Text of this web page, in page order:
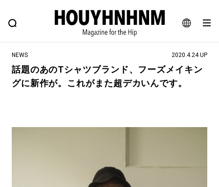
JA
EN
FEATURE BLOG SNAP
ヒップなファッション、カルチャー、ライフスタイルWEBマガジン
#フイナムのYouTube
NEWS 2020.4.24 UP
話題のあのTシャツブランド、フーズメイキン
グに新作が。これがまた超デカいんです。